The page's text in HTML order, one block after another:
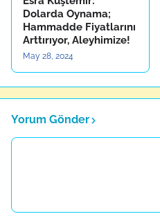
Dolarda Oynama;
Hammadde Fiyatlarını
Arttırıyor, Aleyhimize!
May 28, 2024
Yorum Gönder